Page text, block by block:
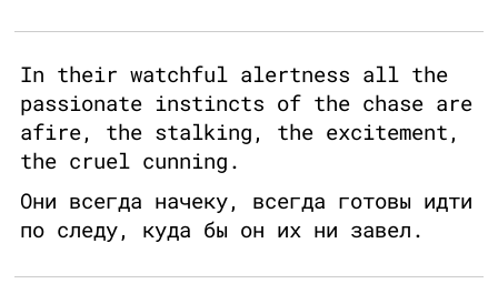
In their watchful alertness all the
passionate instincts of the chase are
afire, the stalking, the excitement,
the cruel cunning.
Они всегда начеку, всегда готовы идти
по следу, куда бы он их ни завел.